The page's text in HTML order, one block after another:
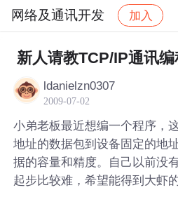
网络及通讯开发 加入
社区 网络及通讯开发
新人请教TCP/IP通讯
ldanielzn0307
2009-07-02
小弟老板最近想编一个程序，
地址的数据包到设备固定的地
据的容量和精度。自己以前没
起步比较难，希望能得到大虾的